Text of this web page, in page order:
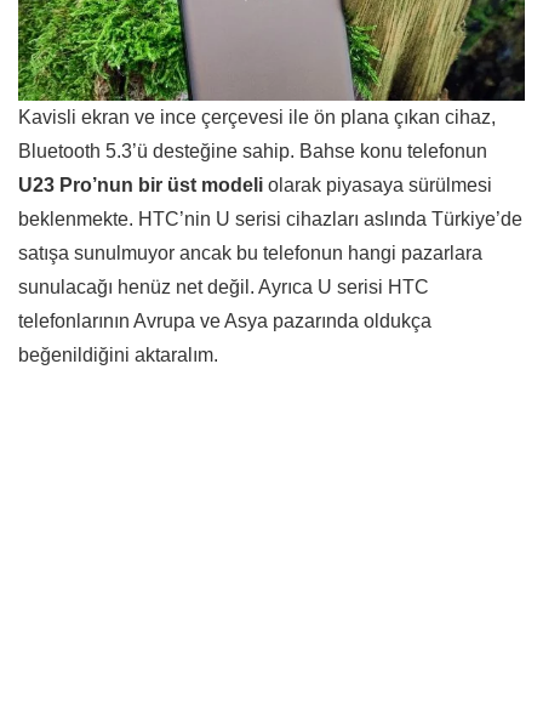
Kavisli ekran ve ince çerçevesi ile ön plana çıkan cihaz,
Bluetooth 5.3’ü desteğine sahip. Bahse konu telefonun
U23 Pro’nun bir üst modeli olarak piyasaya sürülmesi
beklenmekte. HTC’nin U serisi cihazları aslında Türkiye’de
satışa sunulmuyor ancak bu telefonun hangi pazarlara
sunulacağı henüz net değil. Ayrıca U serisi HTC
telefonlarının Avrupa ve Asya pazarında oldukça
beğenildiğini aktaralım.